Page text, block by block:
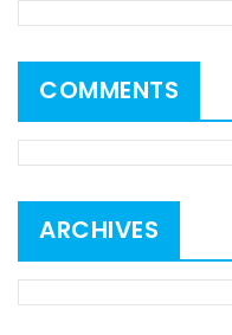
COMMENTS
ARCHIVES